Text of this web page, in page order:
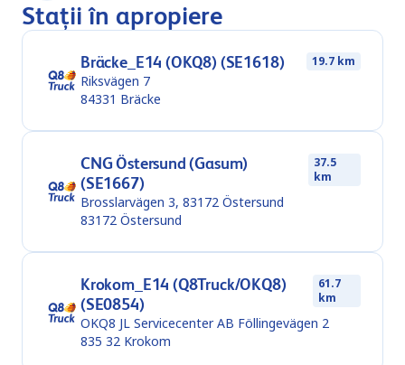
Stații în apropiere
Bräcke_E14 (OKQ8) (SE1618) 19.7 km
Riksvägen 7
84331 Bräcke
CNG Östersund (Gasum)
(SE1667)
37.5
km
Brosslarvägen 3, 83172 Östersund
83172 Östersund
Krokom_E14 (Q8Truck/OKQ8)
(SE0854)
61.7
km
OKQ8 JL Servicecenter AB Föllingevägen 2
835 32 Krokom